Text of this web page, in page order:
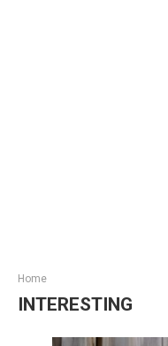
Home
INTERESTING